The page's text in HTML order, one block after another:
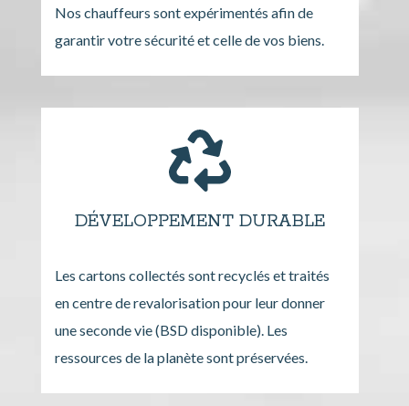
Nos chauffeurs sont expérimentés afin de
garantir votre sécurité et celle de vos biens.
DÉVELOPPEMENT DURABLE
Les cartons collectés sont recyclés et traités
en centre de revalorisation pour leur donner
une seconde vie (BSD disponible). Les
ressources de la planète sont préservées.